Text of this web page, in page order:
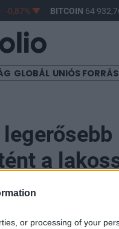
or processing of your
-0,87% BITCOIN64 932,76
GLOBÁL UNIÓS
a